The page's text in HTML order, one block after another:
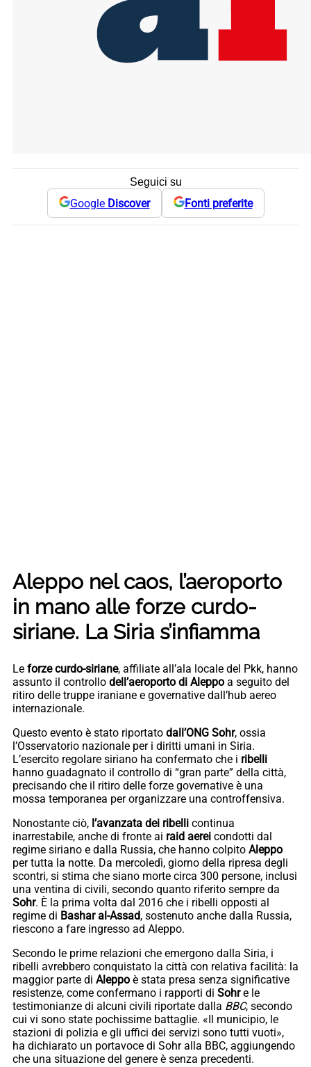
Seguici su
Google Discover Fonti preferite
Aleppo nel caos, l’aeroporto
in mano alle forze curdo-
siriane. La Siria s’infiamma
Le forze curdo-siriane, affiliate all’ala locale del Pkk, hanno
assunto il controllo dell’aeroporto di Aleppo a seguito del
ritiro delle truppe iraniane e governative dall’hub aereo
internazionale.
Questo evento è stato riportato dall’ONG Sohr, ossia
l’Osservatorio nazionale per i diritti umani in Siria.
L’esercito regolare siriano ha confermato che i ribelli
hanno guadagnato il controllo di “gran parte” della città,
precisando che il ritiro delle forze governative è una
mossa temporanea per organizzare una controffensiva.
Nonostante ciò, l’avanzata dei ribelli continua
inarrestabile, anche di fronte ai raid aerei condotti dal
regime siriano e dalla Russia, che hanno colpito Aleppo
per tutta la notte. Da mercoledì, giorno della ripresa degli
scontri, si stima che siano morte circa 300 persone, inclusi
una ventina di civili, secondo quanto riferito sempre da
Sohr. È la prima volta dal 2016 che i ribelli opposti al
regime di Bashar al-Assad, sostenuto anche dalla Russia,
riescono a fare ingresso ad Aleppo.
Secondo le prime relazioni che emergono dalla Siria, i
ribelli avrebbero conquistato la città con relativa facilità: la
maggior parte di Aleppo è stata presa senza significative
resistenze, come confermano i rapporti di Sohre le
testimonianze di alcuni civili riportate dalla BBC, secondo
cui vi sono state pochissime battaglie. «Il municipio, le
stazioni di polizia e gli uffici dei servizi sono tutti vuoti»,
ha dichiarato un portavoce di Sohr alla BBC, aggiungendo
che una situazione del genere è senza precedenti.